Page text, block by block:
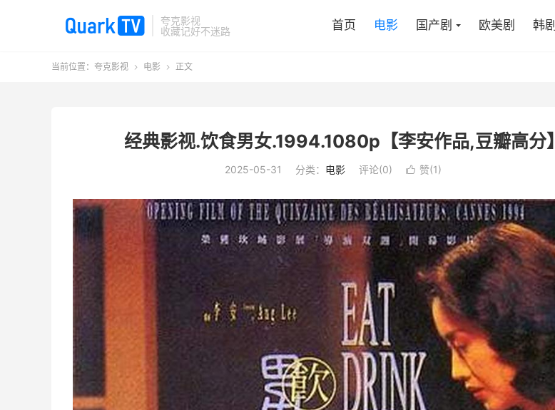
夸克影视
收藏记好不迷路
首页 电影 国产剧 欧美剧 韩剧
当前位置： 夸克影视  电影  正文
经典影视.饮食男女.1994.1080p【李安作品,豆瓣高分】
2025-05-31 分类： 电影 评论(0)  赞(1)